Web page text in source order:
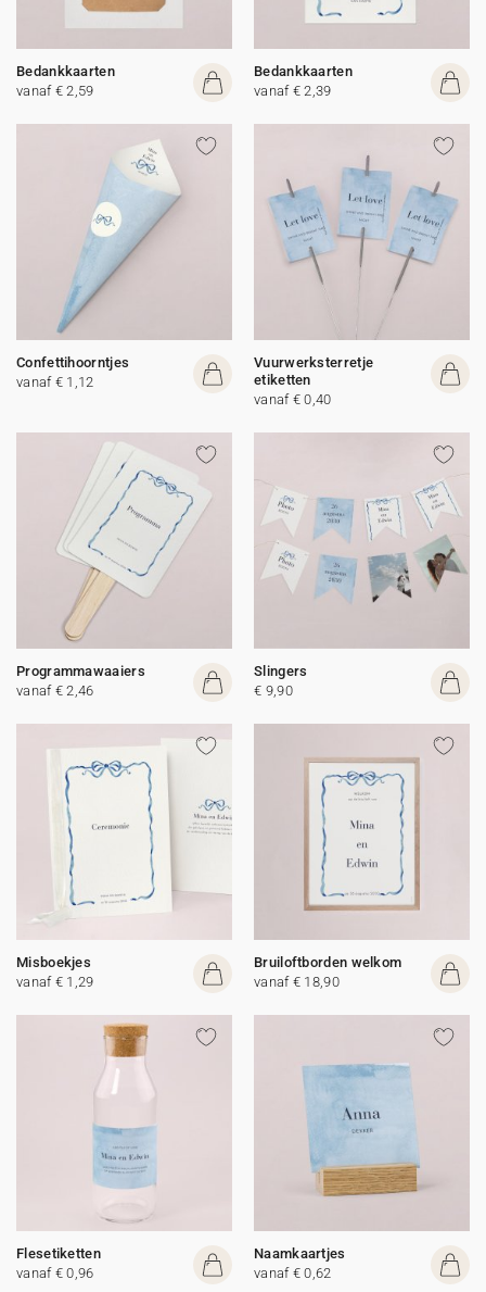
Bedankkaarten
vanaf € 2,59
Bedankkaarten
vanaf € 2,39
Confettihoorntjes
vanaf € 1,12
Vuurwerksterretje
etiketten
vanaf € 0,40
Programmawaaiers
vanaf € 2,46
Slingers
€ 9,90
Misboekjes
vanaf € 1,29
Bruiloftborden welkom
vanaf € 18,90
Flesetiketten
vanaf € 0,96
Naamkaartjes
vanaf € 0,62